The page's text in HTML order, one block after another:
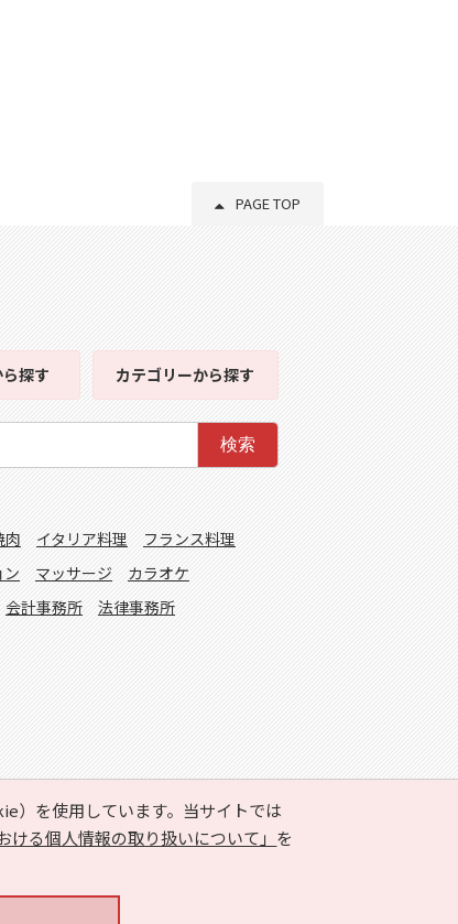
PAGE TOP
）を使用しています。当サイトでは
ける個人情報の取り扱いについて」 を
探す カテゴリーから探す
検索
肉 イタリア料理
フランス料理
ン マッサージ
カラオケ
会計事務所 法律事務所